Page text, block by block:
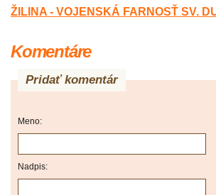
ŽILINA - VOJENSKÁ FARNOSŤ SV.
Komentáre
Pridať komentár
Meno:
Nadpis: